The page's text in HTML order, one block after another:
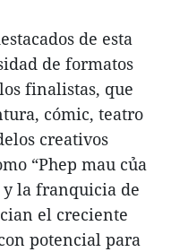
de esta
de formatos
finalistas, que
cómic, teatro
creativos
“Phep mau của
la franquicia de
el creciente
potencial para